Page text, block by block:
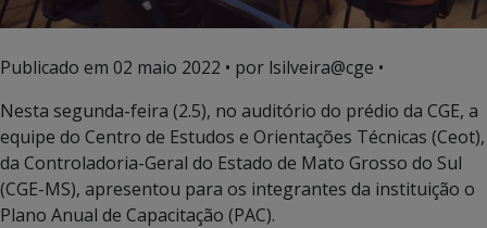
Publicado em 02 maio 2022 • por lsilveira@cge •
Nesta segunda-feira (2.5), no auditório do prédio da CGE, a
equipe do Centro de Estudos e Orientações Técnicas (Ceot),
da Controladoria-Geral do Estado de Mato Grosso do Sul
(CGE-MS), apresentou para os integrantes da instituição o
Plano Anual de Capacitação (PAC).